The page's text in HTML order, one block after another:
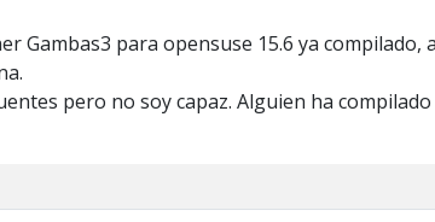
Gambas3 para opensuse 15.6 ya
pero no soy capaz. Alguien ha